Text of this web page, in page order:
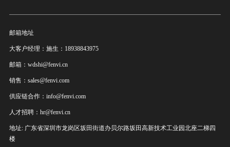
邮箱地址
大客户经理：施生：18938843975
邮箱：wdshi@fenvi.cn
销售：sales@fenvi.com
供应链合作：info@fenvi.com
人才招聘：hr@fenvi.cn
地址: 广东省深圳市龙岗区坂田街道办贝尔路坂田高新技术工业园北座二梯四
楼